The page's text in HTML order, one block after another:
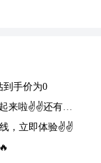
到手价为0
v3.1更新预告哦！
，立即体验✌✌